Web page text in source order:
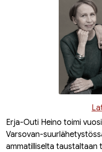
Erja-Outi Heino toimi
Varsovan-
ammatilliselta